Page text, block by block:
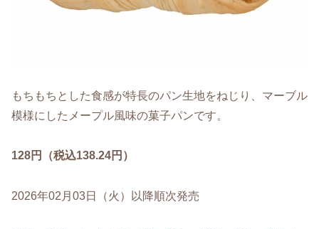
もちもちとした食感が特長のパン生地をねじり、マーブル
模様にしたメープル風味の菓子パンです。
128円（税込138.24円）
2026年02月03日（火）以降順次発売